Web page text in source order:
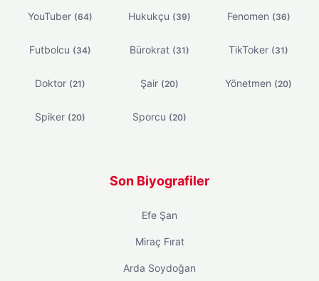
YouTuber (64) Hukukçu (39) Fenomen (36)
Futbolcu (34) Bürokrat (31) TikToker (31)
Doktor (21) Şair (20) Yönetmen (20)
Spiker (20) Sporcu (20)
Son Biyografiler
Efe Şan
Miraç Fırat
Arda Soydoğan